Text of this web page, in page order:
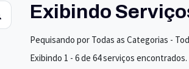
Exibindo
Pequisando por Todas as Categorias -
Exibindo 1 - 6 de 64 serviços encontrados.